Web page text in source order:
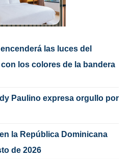
las luces del
los colores de la bandera
Paulino expresa orgullo por
la República Dominicana
de 2026